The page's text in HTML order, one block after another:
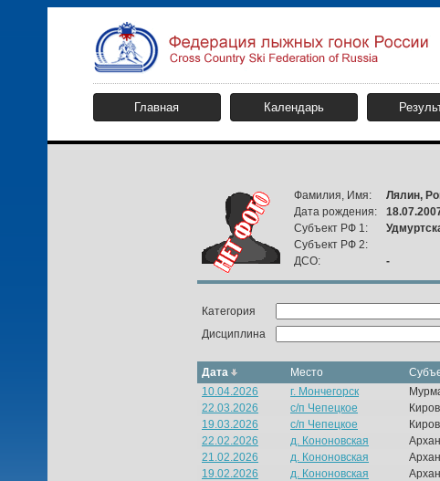
Главная Календарь
Фамилия, Имя: Лялин,
Дата рождения:
Субъект РФ 1:
Субъект РФ 2:
ДСО:
-
Категория
Дисциплина
Дата Место
10.04.2026
г. Мончегорск
22.03.2026
с/п Чепецкое
19.03.2026
с/п Чепецкое
22.02.2026
д. Кононовская
21.02.2026
д. Кононовская
19.02.2026
д. Кононовская